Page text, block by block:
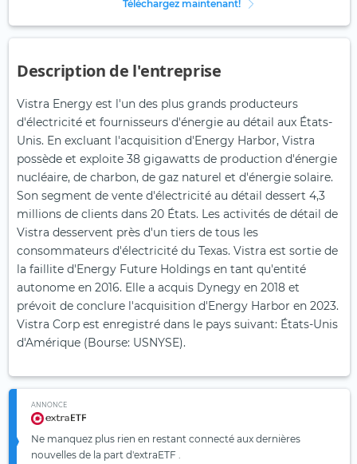
Téléchargez maintenant!
Description de l'entreprise
Vistra Energy est l'un des plus grands producteurs
d'électricité et fournisseurs d'énergie au détail aux États-
Unis. En excluant l'acquisition d'Energy Harbor, Vistra
possède et exploite 38 gigawatts de production d'énergie
nucléaire, de charbon, de gaz naturel et d'énergie solaire.
Son segment de vente d'électricité au détail dessert 4,3
millions de clients dans 20 États. Les activités de détail de
Vistra desservent près d'un tiers de tous les
consommateurs d'électricité du Texas. Vistra est sortie de
la faillite d'Energy Future Holdings en tant qu'entité
autonome en 2016. Elle a acquis Dynegy en 2018 et
prévoit de conclure l'acquisition d'Energy Harbor en 2023.
Vistra Corp est enregistré dans le pays suivant: États-Unis
d'Amérique (Bourse: USNYSE).
ANNONCE
Ne manquez plus rien en restant connecté aux dernières
nouvelles de la part d'extraETF .